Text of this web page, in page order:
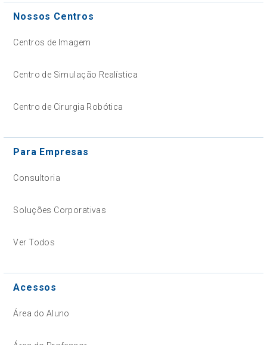
Nossos Centros
Centros de Imagem
Centro de Simulação Realística
Centro de Cirurgia Robótica
Para Empresas
Consultoria
Soluções Corporativas
Ver Todos
Acessos
Área do Aluno